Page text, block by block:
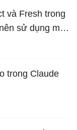
và Fresh trong
sử dụng mỗi
trong Claude